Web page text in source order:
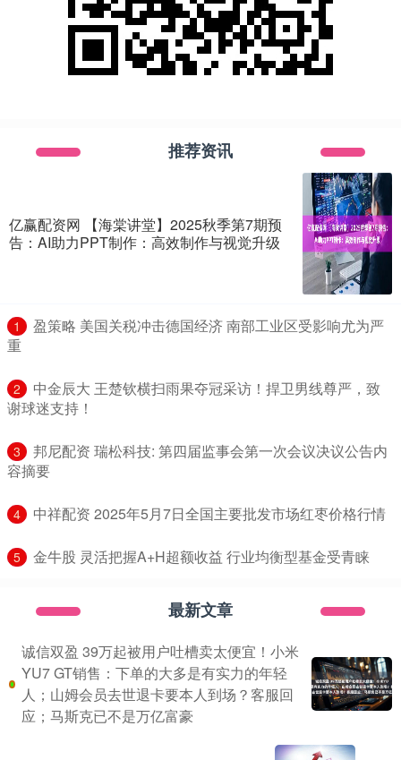
推荐资讯
亿赢配资网 【海棠讲堂】2025秋季第7期预
告：AI助力PPT制作：高效制作与视觉升级
1
​盈策略 美国关税冲击德国经济 南部工业区受影响尤为严
重
2
​中金辰大 王楚钦横扫雨果夺冠采访！捍卫男线尊严，致
谢球迷支持！
3
​邦尼配资 瑞松科技: 第四届监事会第一次会议决议公告内
容摘要
4 ​中祥配资 2025年5月7日全国主要批发市场红枣价格行情
5 ​金牛股 灵活把握A+H超额收益 行业均衡型基金受青睐
最新文章
诚信双盈 39万起被用户吐槽卖太便宜！小米
YU7 GT销售：下单的大多是有实力的年轻
人；山姆会员去世退卡要本人到场？客服回
应；马斯克已不是万亿富豪